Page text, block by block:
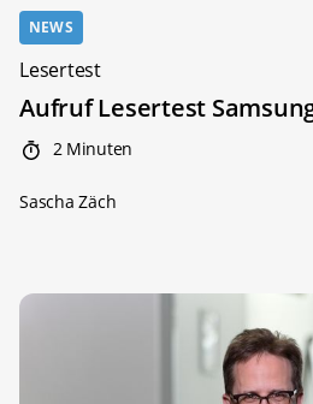
NEWS
Lesertest
Aufruf Lesertest
2 Minuten
Sascha Zäch